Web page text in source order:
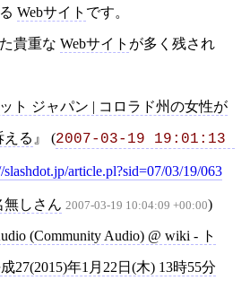
Webサイト です。
貴重な Webサイト が多く残され
ト ジャパン | コロラド州の女性が
える (2007-03-19 19:01:13
slashdot.jp/article.pl?sid=07/03/19/063
無しさん 2007-03-19 10:04:09 +00:00)
(Community Audio) @ wiki - ト
27(2015)年1月22日(木) 13時55分